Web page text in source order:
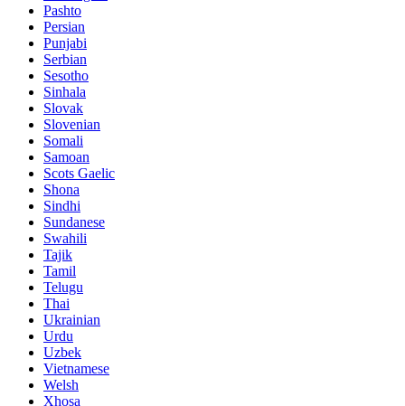
Pashto
Persian
Punjabi
Serbian
Sesotho
Sinhala
Slovak
Slovenian
Somali
Samoan
Scots Gaelic
Shona
Sindhi
Sundanese
Swahili
Tajik
Tamil
Telugu
Thai
Ukrainian
Urdu
Uzbek
Vietnamese
Welsh
Xhosa